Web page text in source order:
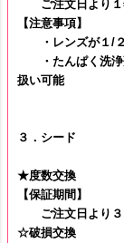
ご注文日より１
【注意事項】
・レンズが１/２
・たんぱく洗浄
扱い可能
３．シード
★度数交換
【保証期間】
ご注文日より３
☆破損交換